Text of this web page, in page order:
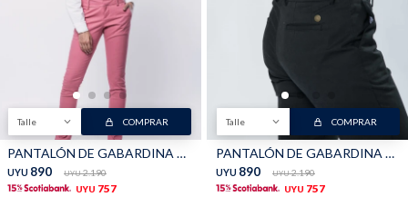
Talle COMPRAR
PANTALÓN DE GABARDINA SKINNY - CORAL
UYU 890 UYU 2.190
UYU 757
Talle COMPRAR
PANTALÓN DE GABARDINA SKINNY - NEGRO
UYU 890 UYU 2.190
UYU 757
TALLES GRANDES Uniformes empresariales
Quiero ser parte Canjear mis puntos